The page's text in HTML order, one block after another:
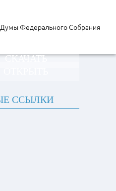
Думы Федерального Собрания
СКАЧАТЬ
ССЫЛКИ